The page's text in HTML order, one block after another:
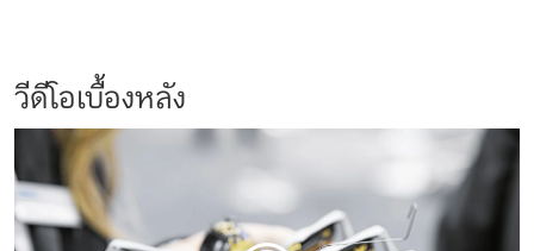
วีดีโอเบื้องหลัง